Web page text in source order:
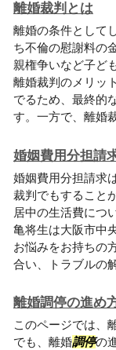
離婚裁判とは
離婚の条件として
ち不倫の慰謝料の
親権争いなど子ど
離婚裁判のメリッ
でるため、最終的
す。一方で、離婚
婚姻費用分担請
婚姻費用分担請求
裁判でもすること
居中の生活費につ
亀将生は大阪市中
お悩みをお持ちの
合い、トラブルの
離婚調停の進め
このページでは、
でも、離婚調停の